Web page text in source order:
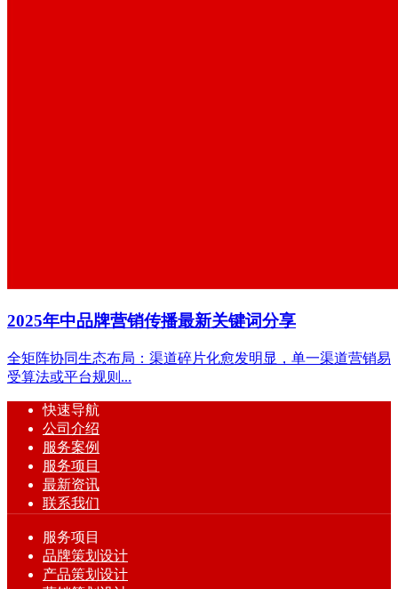
​2025年中品牌营销传播最新关键词分享
全矩阵协同生态布局：渠道碎片化愈发明显，单一渠道营销易
受算法或平台规则...
快速导航
公司介绍
服务案例
服务项目
最新资讯
联系我们
服务项目
品牌策划设计
产品策划设计